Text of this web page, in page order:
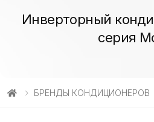
Инверторный
серия
БРЕНДЫ КОНДИЦИОНЕРОВ